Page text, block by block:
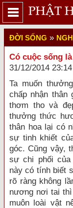
ĐỜI SỐNG »
Có cuộc sống
31/12/2014
Ta muốn
chấp nhận thân
thơm tho và
thưởng thức
thân hoa lại có
sự tinh khiết
góc. Cũng vậy,
sự chi phối của
này có tính biết
rõ ràng không
nương nơi tai
muôn loài vật